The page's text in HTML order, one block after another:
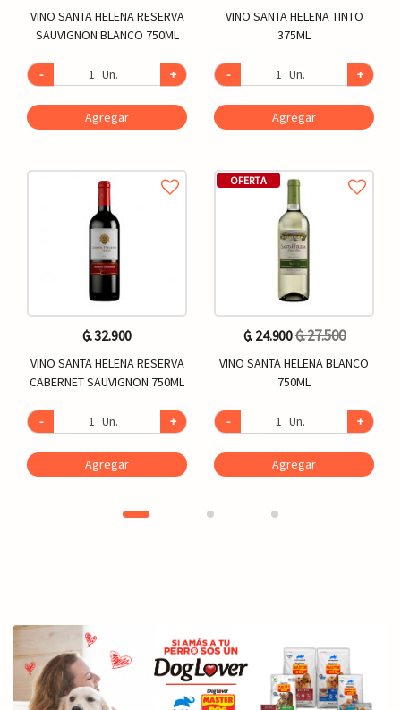
VINO SANTA HELENA RESERVA
SAUVIGNON BLANCO 750ML
- Un. +
Agregar
₲. 32.900
VINO SANTA HELENA RESERVA
CABERNET SAUVIGNON 750ML
- Un. +
Agregar
VINO SANTA HELENA TINTO
375ML
- Un. +
Agregar
OFERTA
₲. 24.900₲. 27.500
VINO SANTA HELENA BLANCO
750ML
- Un. +
Agregar